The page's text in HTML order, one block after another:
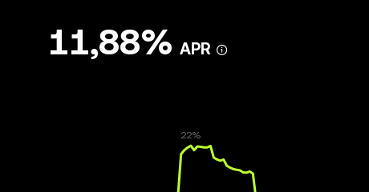
11,88% APR